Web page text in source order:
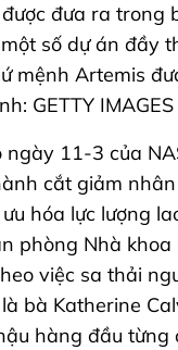
đưa ra trong
số dự án đầy
mệnh Artemis
GETTY IMAGES
11-3 của
cắt giảm
hóa lực lượng
phòng Nhà
việc sa thải
bà Katherine
hàng đầu từng